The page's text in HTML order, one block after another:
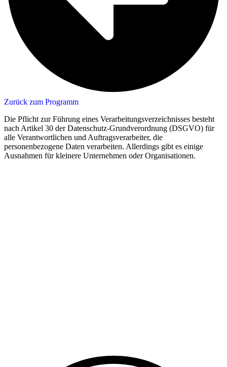
Zurück zum Programm
Die Pflicht zur Führung eines Verarbeitungsverzeichnisses besteht
nach Artikel 30 der Datenschutz-Grundverordnung (DSGVO) für
alle Verantwortlichen und Auftragsverarbeiter, die
personenbezogene Daten verarbeiten. Allerdings gibt es einige
Ausnahmen für kleinere Unternehmen oder Organisationen.